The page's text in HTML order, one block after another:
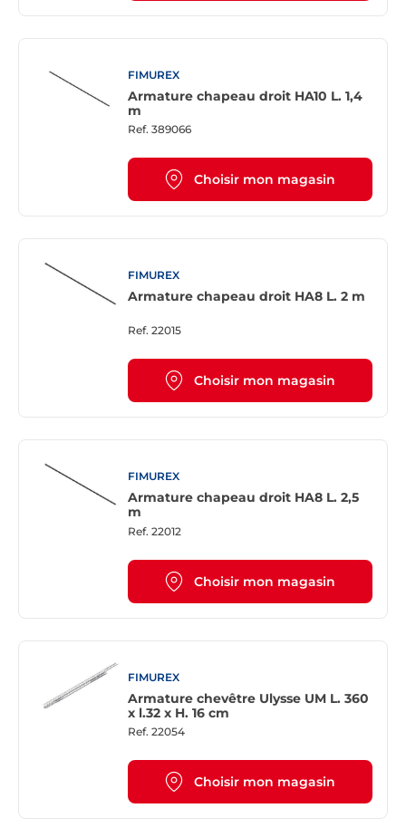
FIMUREX
Armature chapeau droit HA10 L. 1,4
m
Ref. 389066
Choisir mon magasin
FIMUREX
Armature chapeau droit HA8 L. 2 m
Ref. 22015
Choisir mon magasin
FIMUREX
Armature chapeau droit HA8 L. 2,5
m
Ref. 22012
Choisir mon magasin
FIMUREX
Armature chevêtre Ulysse UM L. 360
x l.32 x H. 16 cm
Ref. 22054
Choisir mon magasin